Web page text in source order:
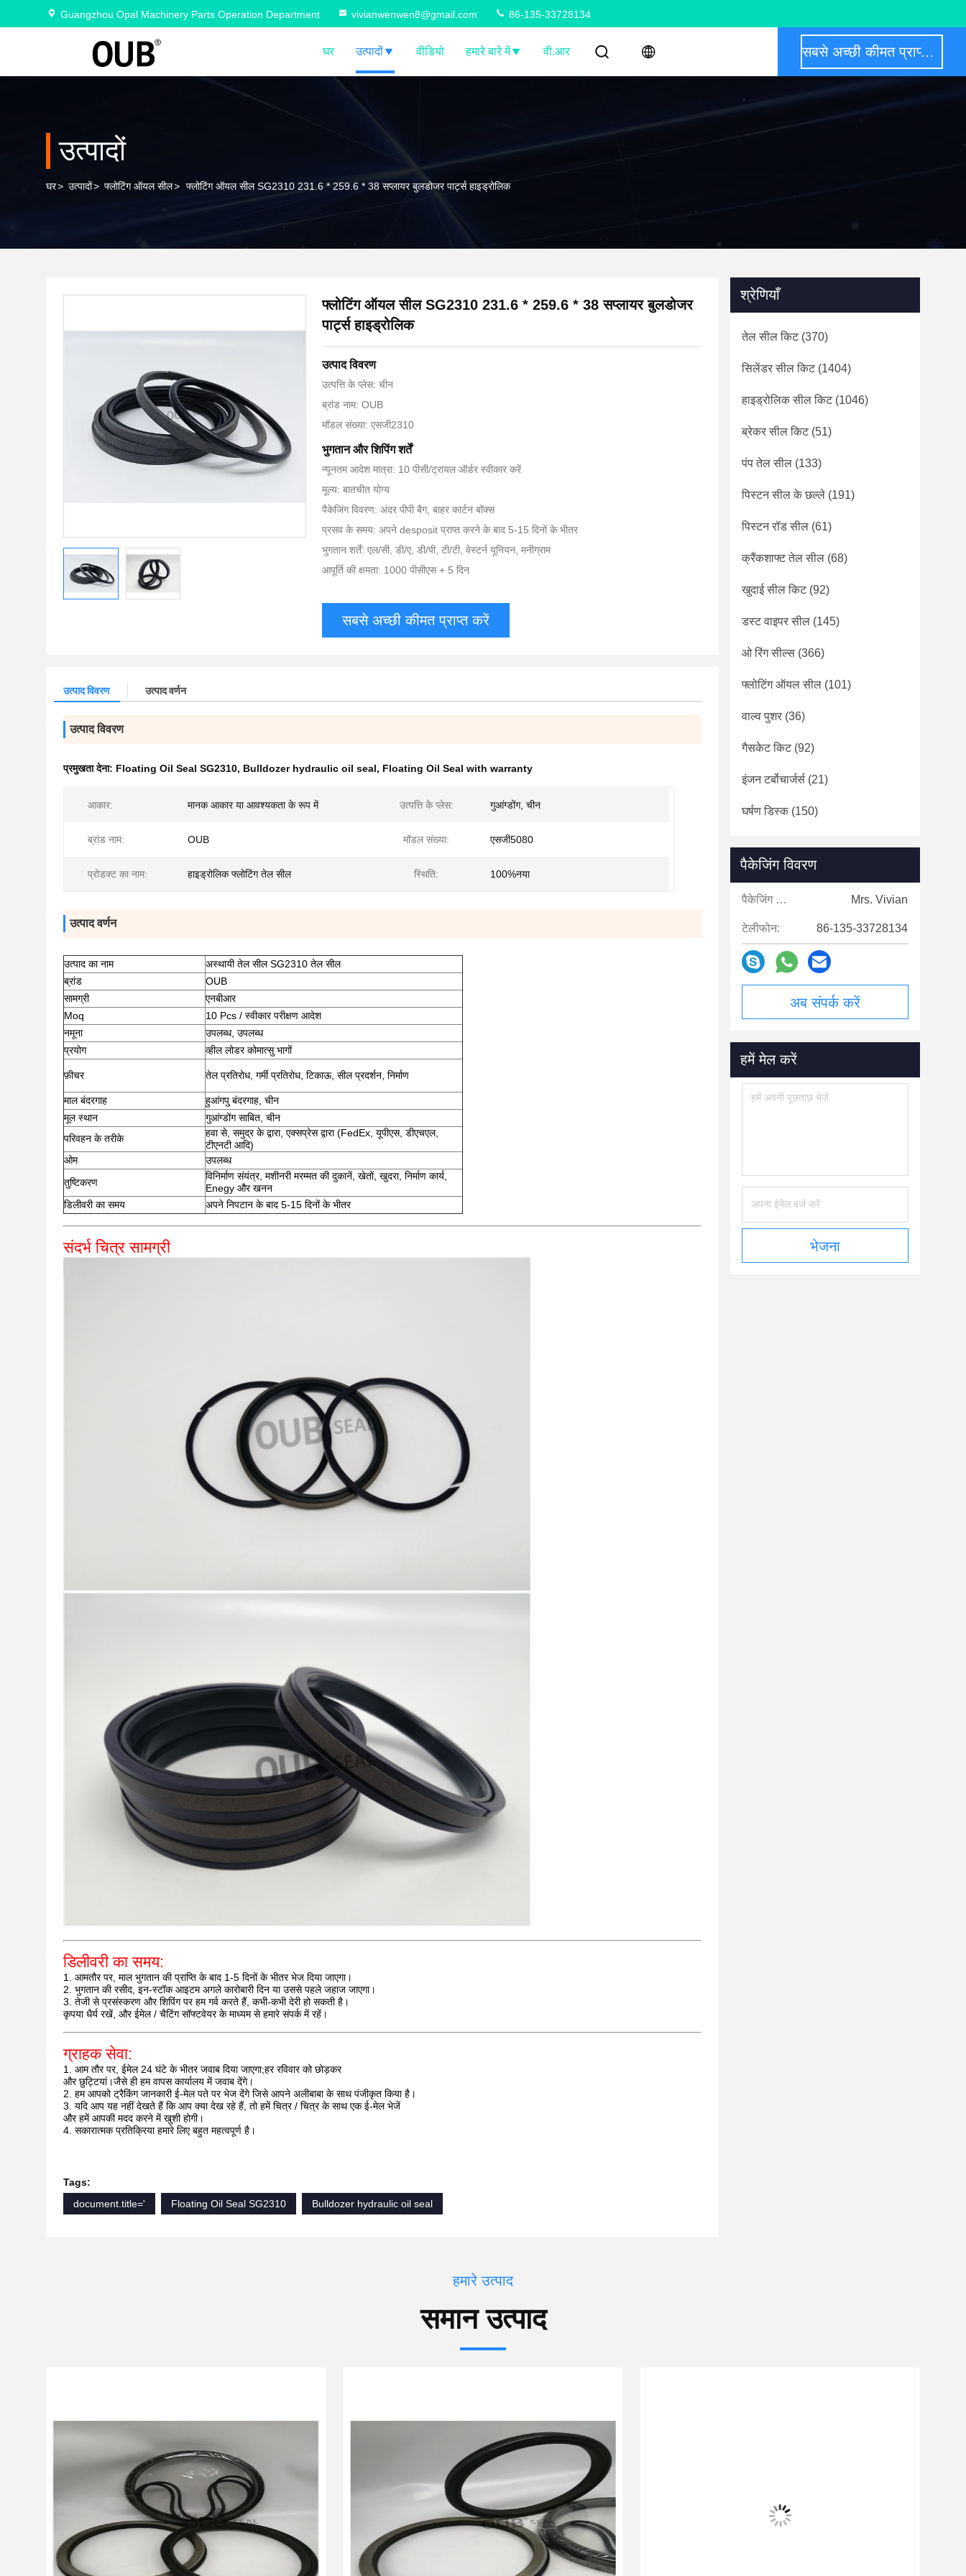
Guangzhou Opal Machinery Parts Operation Department vivianwenwen8@gmail.com 86-135-33728134
घर उत्पादों वीडियो हमारे बारे में वी.आर सबसे अच्छी कीमत प्राप्त करें
उत्पादों
घर> उत्पादों> फ्लोटिंग ऑयल सील> फ्लोटिंग ऑयल सील SG2310 231.6 * 259.6 * 38 सप्लायर बुलडोजर पार्ट्स हाइड्रोलिक
फ्लोटिंग ऑयल सील SG2310 231.6 * 259.6 * 38 सप्लायर बुलडोजर
पार्ट्स हाइड्रोलिक
उत्पाद विवरण
उत्पत्ति के प्लेस: चीन
ब्रांड नाम: OUB
मॉडल संख्या: एसजी2310
भुगतान और शिपिंग शर्तें
न्यूनतम आदेश मात्रा: 10 पीसी/ट्रायल ऑर्डर स्वीकार करें
मूल्य: बातचीत योग्य
पैकेजिंग विवरण: अंदर पीपी बैग, बाहर कार्टन बॉक्स
प्रसव के समय: अपने desposit प्राप्त करने के बाद 5-15 दिनों के भीतर
भुगतान शर्तें: एल/सी, डी/ए, डी/पी, टी/टी, वेस्टर्न यूनियन, मनीग्राम
आपूर्ति की क्षमता: 1000 पीसीएस + 5 दिन
सबसे अच्छी कीमत प्राप्त करें
उत्पाद विवरण उत्पाद वर्णन
उत्पाद विवरण
प्रमुखता देना: Floating Oil Seal SG2310, Bulldozer hydraulic oil seal, Floating Oil Seal with warranty
आकार: मानक आकार या आवश्यकता के रूप में उत्पत्ति के प्लेस: गुआंग्डोंग, चीन
ब्रांड नाम: OUB मॉडल संख्या: एसजी5080
प्रोडक्ट का नाम: हाइड्रोलिक फ्लोटिंग तेल सील स्थिति: 100%नया
उत्पाद वर्णन
उत्पाद का नाम
अस्थायी तेल सील SG2310 तेल सील
ब्रांड
OUB
सामग्री
एनबीआर
Moq
10 Pcs / स्वीकार परीक्षण आदेश
नमूना
उपलब्ध, उपलब्ध
प्रयोग
व्हील लोडर कोमात्सु भागों
फ़ीचर तेल प्रतिरोध, गर्मी प्रतिरोध, टिकाऊ, सील प्रदर्शन, निर्माण
माल बंदरगाह
हुआंगपु बंदरगाह, चीन
मूल स्थान
गुआंग्डोंग साबित, चीन
परिवहन के तरीके
हवा से, समुद्र के द्वारा, एक्सप्रेस द्वारा (FedEx, यूपीएस, डीएचएल,
टीएनटी आदि)
ओम
उपलब्ध
तुष्टिकरण
विनिर्माण संयंत्र, मशीनरी मरम्मत की दुकानें, खेतों, खुदरा, निर्माण कार्य,
Enegy और खनन
डिलीवरी का समय
अपने निपटान के बाद 5-15 दिनों के भीतर
संदर्भ चित्र सामग्री
डिलीवरी का समय:
1. आमतौर पर, माल भुगतान की प्राप्ति के बाद 1-5 दिनों के भीतर भेज दिया जाएगा।
2. भुगतान की रसीद, इन-स्टॉक आइटम अगले कारोबारी दिन या उससे पहले जहाज जाएगा।
3. तेजी से प्रसंस्करण और शिपिंग पर हम गर्व करते हैं, कभी-कभी देरी हो सकती है।
कृपया धैर्य रखें, और ईमेल / चैटिंग सॉफ्टवेयर के माध्यम से हमारे संपर्क में रहें।
ग्राहक सेवा:
1. आम तौर पर, ईमेल 24 घंटे के भीतर जवाब दिया जाएगा;हर रविवार को छोड़कर
और छुट्टियां।जैसे ही हम वापस कार्यालय में जवाब देंगे।
2. हम आपको ट्रैकिंग जानकारी ई-मेल पते पर भेज देंगे जिसे आपने अलीबाबा के साथ पंजीकृत किया है।
3. यदि आप यह नहीं देखते हैं कि आप क्या देख रहे हैं, तो हमें चित्र / चित्र के साथ एक ई-मेल भेजें
और हमें आपकी मदद करने में खुशी होगी।
4. सकारात्मक प्रतिक्रिया हमारे लिए बहुत महत्वपूर्ण है।
Tags:
document.title='
Floating Oil Seal SG2310 Bulldozer hydraulic oil seal
श्रेणियाँ
तेल सील किट(370)
सिलेंडर सील किट(1404)
हाइड्रोलिक सील किट(1046)
ब्रेकर सील किट(51)
पंप तेल सील (133)
पिस्टन सील के छल्ले (191)
पिस्टन रॉड सील (61)
क्रैंकशाफ्ट तेल सील (68)
खुदाई सील किट(92)
डस्ट वाइपर सील (145)
ओ रिंग सील्स (366)
फ्लोटिंग ऑयल सील (101)
वाल्व पुशर (36)
गैसकेट किट(92)
इंजन टर्बोचार्जर्स (21)
घर्षण डिस्क (150)
पैकेजिंग विवरण
पैकेजिंग विवरण: Mrs. Vivian
टेलीफोन: 86-135-33728134
अब संपर्क करें
हमें मेल करें
भेजना
हमारे उत्पाद
समान उत्पाद